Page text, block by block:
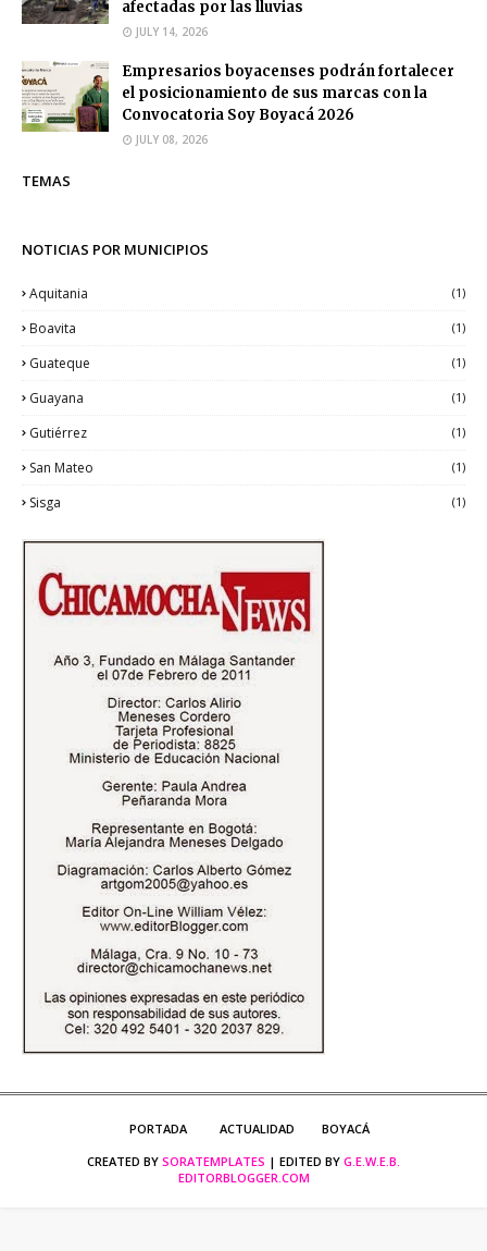
afectadas por las lluvias
JULY 14, 2026
Empresarios boyacenses podrán fortalecer
el posicionamiento de sus marcas con la
Convocatoria Soy Boyacá 2026
JULY 08, 2026
TEMAS
NOTICIAS POR MUNICIPIOS
Aquitania (1)
Boavita (1)
Guateque (1)
Guayana (1)
Gutiérrez (1)
San Mateo (1)
Sisga (1)
PORTADA ACTUALIDAD
BOYACÁ
CREATED BY SORATEMPLATES | EDITED BY G.E.W.E.B.
EDITORBLOGGER.COM